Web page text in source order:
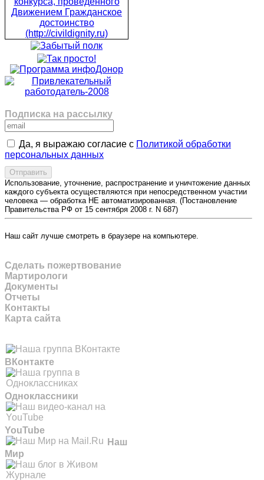
Подписка на рассылку
Да, я выражаю согласие с Политикой обработки
персональных данных
Использование, уточнение, распространение и уничтожение данных
каждого субъекта осуществляются при непосредственном участии
человека — обработка НЕ автоматизированная. (Постановление
Правительства РФ от 15 сентября 2008 г. N 687)
Наш сайт лучше смотреть в браузере на компьютере.
Сделать пожертвование
Мартирологи
Документы
Отчеты
Контакты
Карта сайта
ВКонтакте
Одноклассники
YouTube
Наш
Мир